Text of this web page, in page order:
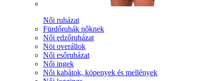
Női ruházat
Fürdőruhák nőknek
Női edzőruházat
Nöi overállok
Női esőruházat
Női ingek
Női kabátok, köpenyek és mellények